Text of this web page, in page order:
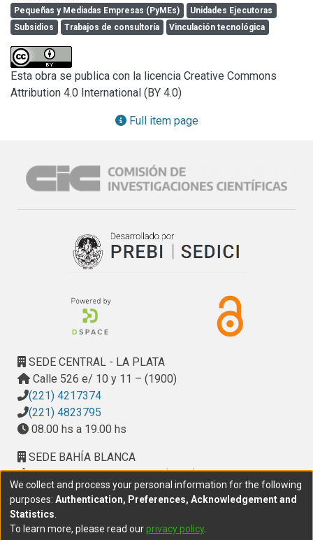
Pequeñas y Mediadas Empresas (PyMEs)
Unidades Ejecutoras
Subsidios
Trabajos de consultoría Vinculación tecnológica
Esta obra se publica con la licencia Creative Commons
Attribution 4.0 International (BY 4.0)
Full item page
SEDE CENTRAL - LA PLATA
Calle 526 e/ 10 y 11 – (1900)
(221) 4217374
(221) 4823795
08.00 hs a 19.00 hs
SEDE BAHÍA BLANCA
Calle Ciudad de Cali 320 – (8000). Universidad
Provincial del Sudoeste (UPSO)
(291) 459 2550, interno 147
10.00 h a 14.00 h
We collect and process your personal information for the following
purposes: Authentication, Preferences, Acknowledgement and
Statistics
To learn more, please read ourprivacy policy.